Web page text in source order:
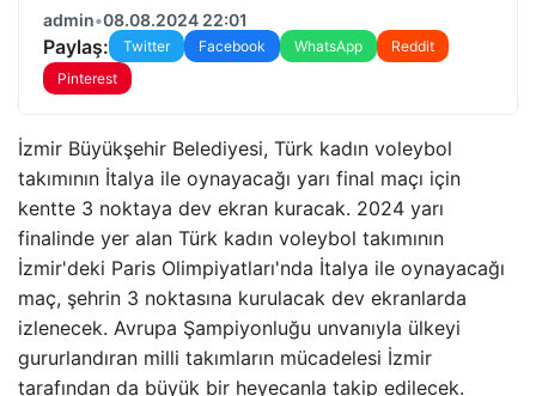
admin•08.08.2024 22:01
Paylaş: Twitter Facebook WhatsApp
Reddit
Pinterest
İzmir Büyükşehir Belediyesi, Türk kadın voleybol
takımının İtalya ile oynayacağı yarı final maçı için
kentte 3 noktaya dev ekran kuracak. 2024 yarı
finalinde yer alan Türk kadın voleybol takımının
İzmir'deki Paris Olimpiyatları'nda İtalya ile oynayacağı
maç, şehrin 3 noktasına kurulacak dev ekranlarda
izlenecek. Avrupa Şampiyonluğu unvanıyla ülkeyi
gururlandıran milli takımların mücadelesi İzmir
tarafından da büyük bir heyecanla takip edilecek.